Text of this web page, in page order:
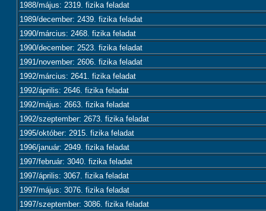
1988/május: 2319. fizika feladat
1989/december: 2439. fizika feladat
1990/március: 2468. fizika feladat
1990/december: 2523. fizika feladat
1991/november: 2606. fizika feladat
1992/március: 2641. fizika feladat
1992/április: 2646. fizika feladat
1992/május: 2663. fizika feladat
1992/szeptember: 2673. fizika feladat
1995/október: 2915. fizika feladat
1996/január: 2949. fizika feladat
1997/február: 3040. fizika feladat
1997/április: 3067. fizika feladat
1997/május: 3076. fizika feladat
1997/szeptember: 3086. fizika feladat